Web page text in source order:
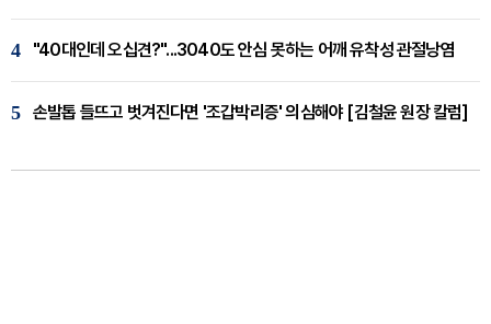
4 "40대인데 오십견?"...3040도 안심 못하는 어깨 유착성 관절낭염
5 손발톱 들뜨고 벗겨진다면 '조갑박리증' 의심해야 [김철윤 원장 칼럼]